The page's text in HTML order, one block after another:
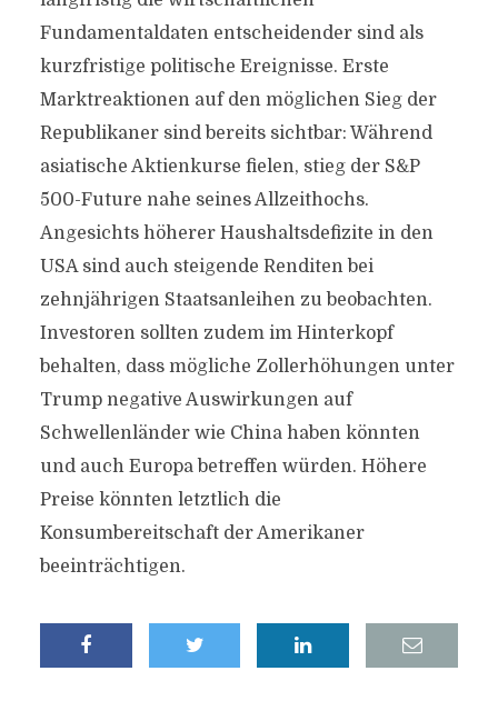
Fundamentaldaten entscheidender sind als
kurzfristige politische Ereignisse. Erste
Marktreaktionen auf den möglichen Sieg der
Republikaner sind bereits sichtbar: Während
asiatische Aktienkurse fielen, stieg der S&P
500-Future nahe seines Allzeithochs.
Angesichts höherer Haushaltsdefizite in den
USA sind auch steigende Renditen bei
zehnjährigen Staatsanleihen zu beobachten.
Investoren sollten zudem im Hinterkopf
behalten, dass mögliche Zollerhöhungen unter
Trump negative Auswirkungen auf
Schwellenländer wie China haben könnten
und auch Europa betreffen würden. Höhere
Preise könnten letztlich die
Konsumbereitschaft der Amerikaner
beeinträchtigen.